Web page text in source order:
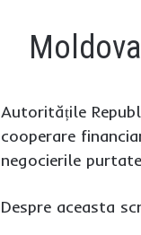
Autoritățile
cooperare
negocierile
Despre aceasta